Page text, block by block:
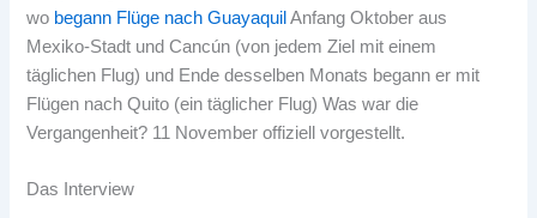
wo begann Flüge nach Guayaquil Anfang Oktober aus
Mexiko-Stadt und Cancún (von jedem Ziel mit einem
täglichen Flug) und Ende desselben Monats begann er mit
Flügen nach Quito (ein täglicher Flug) Was war die
Vergangenheit? 11 November offiziell vorgestellt.
Das Interview